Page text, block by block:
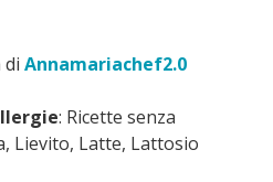
di Annamariachef2.0
: Ricette senza
Lievito, Latte, Lattosio